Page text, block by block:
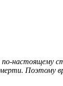
по-настоящему
Поэтому